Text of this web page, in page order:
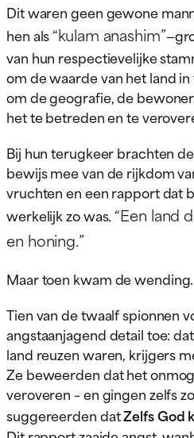
Dit waren geen gewone
hen als“kulam anashim”
van hun respectievelijke
om de waarde van het land
om de geografie, de
het te betreden en te
Bij hun terugkeer brachten
bewijs mee van de rijkdom
vruchten en een rapport dat
werkelijk zo was.“Een land
en honing.”
Maar toen kwam de wending.
Tien van de twaalf spionnen
angstaanjagend detail toe:
land reuzen waren, krijgers
Ze beweerden dat het
veroveren – en gingen zelfs
suggereerden datZelfs God